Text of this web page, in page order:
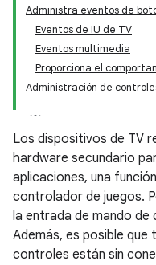
Administra eventos de
Eventos de IU de TV
Eventos multimedia
Proporciona el
Administración de
Los dispositivos de TV
hardware secundario
aplicaciones, una
controlador de juegos.
la entrada de mando de
Además, es posible
controles están sin